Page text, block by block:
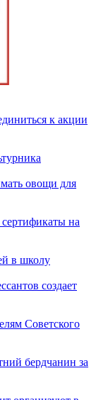
к акции
овощи для
на
в школу
создает
Советского
бердчанин за